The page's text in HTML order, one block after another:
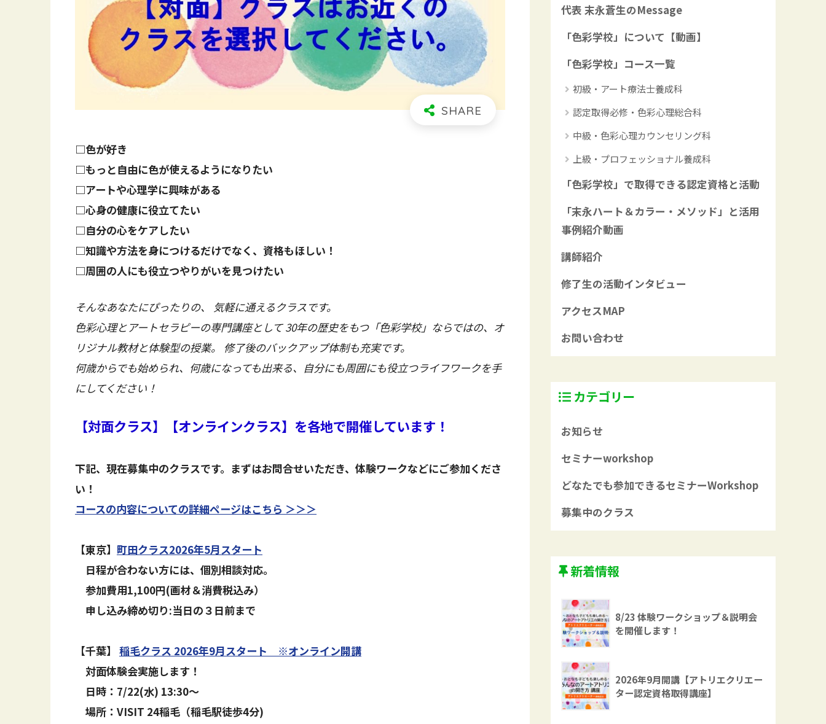
□色が好き
□もっと自由に色が使えるようになりたい
□アートや心理学に興味がある
□心身の健康に役立てたい
□自分の心をケアしたい
□知識や方法を身につけるだけでなく、資格もほしい！
□周囲の人にも役立つやりがいを見つけたい
そんなあなたにぴったりの、 気軽に通えるクラスです。
色彩心理とアートセラピーの専門講座として 30年の歴史をもつ「色彩学校」ならではの、オ
リジナル教材と体験型の授業。 修了後のバックアップ体制も充実です。
何歳からでも始められ、何歳になっても出来る、自分にも周囲にも役立つライフワークを手
にしてください！
【対面クラス】【オンラインクラス】を各地で開催しています！
下記、現在募集中のクラスです。まずはお問合せいただき、体験ワークなどにご参加くださ
い！
コースの内容についての詳細ページはこちら ＞＞＞
【東京】 町田クラス2026年5月スタート
日程が合わない方には、個別相談対応。
参加費用1,100円(画材＆消費税込み）
申し込み締め切り:当日の３日前まで
【千葉】 稲毛クラス 2026年9月スタート ※オンライン開講
対面体験会実施します！
日時 ： 7/22(水) 13:30〜
場所 ： VISIT 24稲毛（稲毛駅徒歩4分)
代表 末永蒼生のMessage
「色彩学校」について【動画】
「色彩学校」コース一覧
初級・アート療法士養成科
認定取得必修・色彩心理総合科
中級・色彩心理カウンセリング科
上級・プロフェッショナル養成科
「色彩学校」で取得できる認定資格と活動
「末永ハート＆カラー・メソッド」と活用
事例紹介動画
講師紹介
修了生の活動インタビュー
アクセスMAP
お問い合わせ
カテゴリー
お知らせ
セミナーworkshop
どなたでも参加できるセミナーWorkshop
募集中のクラス
新着情報
8/23 体験ワークショップ＆説明会
を開催します！
2026年9月開講【アトリエクリエー
ター認定資格取得講座】